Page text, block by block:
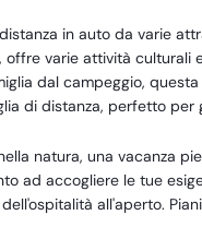
in auto da varie
offre varie attività culturali
dal campeggio,
di distanza, perfetto
natura, una vacanza
ad accogliere le tue
all'aperto.